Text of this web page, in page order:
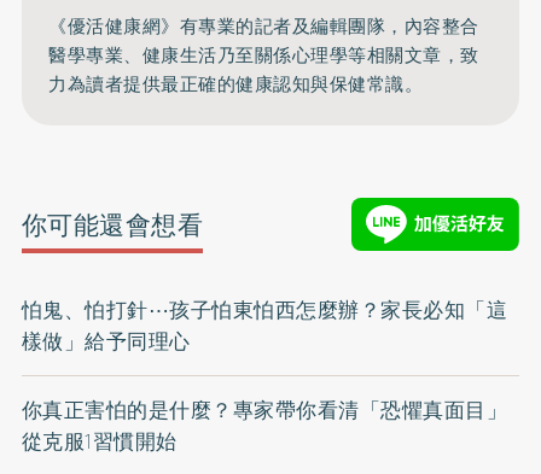
《優活健康網》有專業的記者及編輯團隊，內容整合
醫學專業、健康生活乃至關係心理學等相關文章，致
力為讀者提供最正確的健康認知與保健常識。
你可能還會想看
怕鬼、怕打針⋯孩子怕東怕西怎麼辦？家長必知「這
樣做」給予同理心
你真正害怕的是什麼？專家帶你看清「恐懼真面目」
從克服1習慣開始